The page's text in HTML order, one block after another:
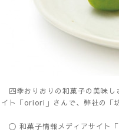
四季おりおりの和菓子の美味し
イト「oriori」さんで、弊社の「
〇 和菓子情報メディアサイト